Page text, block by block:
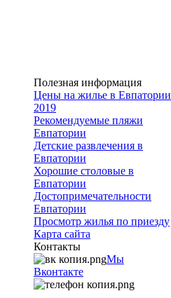
Полезная информация
Цены на жилье в Евпатории
2019
Рекомендуемые пляжи
Евпатории
Детские развлечения в
Евпатории
Хорошие столовые в
Евпатории
Достопримечательности
Евпатории
Просмотр жилья по приезду
Карта сайта
Контакты
Мы
Вконтакте